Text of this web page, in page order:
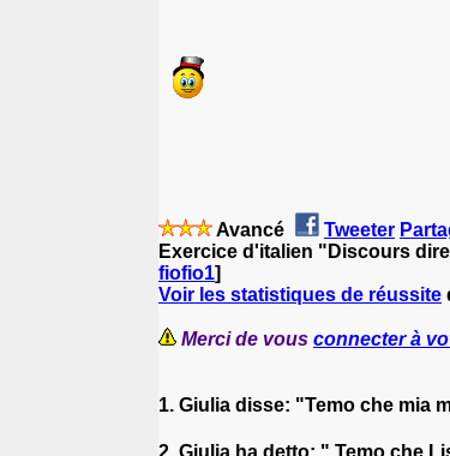
Avancé Tweeter
Exercice d'italien "Discours
fiofio1]
Voir les statistiques de réussite
Merci de vous connecter à
1. Giulia disse: "Temo che mia
2. Giulia ha detto: " Temo che